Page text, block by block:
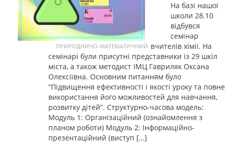
ПРИРОДНИЧО-МАТЕМАТИЧНИЙ
На базі нашої
школи 28.10
відбувся
семінар
вчителів хімії. На
семінарі були присутні представники із 29 шкіл
міста, а також методист ІМЦ Гавриляк Оксана
Олексіївна. Основним питанням було
“Підвищення ефективності і якості уроку та повне
використання його можливостей для навчання,
розвитку дітей”. Структурно-часова модель:
Модуль 1: Організаційний (ознайомлення з
планом роботи) Модуль 2: Інформаційно-
презентаційний (виступ […]